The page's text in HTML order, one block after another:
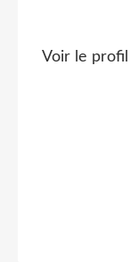
Voir le